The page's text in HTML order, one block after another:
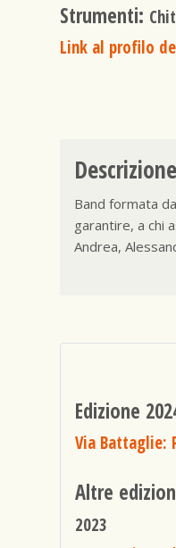
Strumenti:
Link al profilo
Descrizione
Band formata
garantire, a chi
Andrea,
Edizione
Via Battaglie:
Altre
2023